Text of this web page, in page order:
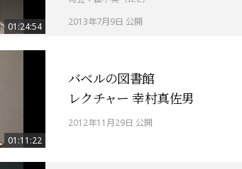
01:24:54
2013年7月9日 公開
01:11:22
バベルの図書館
レクチャー 幸村真佐男
2012年11月29日 公開